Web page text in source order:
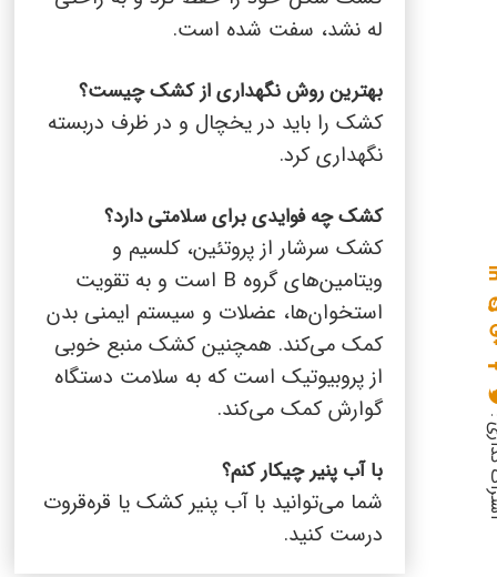
له نشد، سفت شده است.
بهترین روش نگهداری از کشک چیست؟
کشک را باید در یخچال و در ظرف دربسته
نگهداری کرد.
کشک چه فوایدی برای سلامتی دارد؟
کشک سرشار از پروتئین، کلسیم و
ویتامین‌های گروه B است و به تقویت
استخوان‌ها، عضلات و سیستم ایمنی بدن
کمک می‌کند. همچنین کشک منبع خوبی
از پروبیوتیک است که به سلامت دستگاه
گوارش کمک می‌کند.
با آب پنیر چیکار کنم؟
شما می‌توانید با آب پنیر کشک یا قره‌قروت
درست کنید.
: